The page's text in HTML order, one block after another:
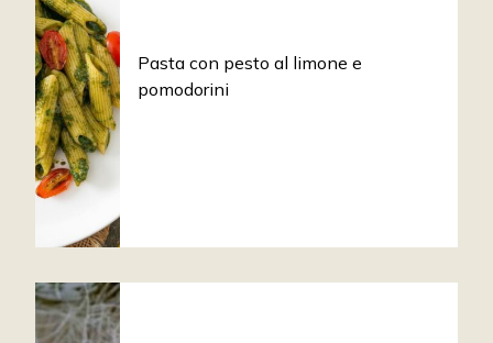
Pasta con pesto al limone e
pomodorini